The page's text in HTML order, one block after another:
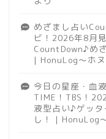
めざまし占い
ビ！2026年8月
CountDown♪め
| HonuLog～ホ
今日の星座・血
TIME！TBS！
液型占い♪ゲッ
し！ | HonuLog